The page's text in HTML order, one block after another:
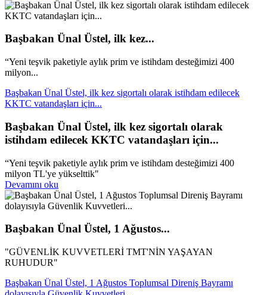
Başbakan Ünal Üstel, ilk kez...
“Yeni teşvik paketiyle aylık prim ve istihdam desteğimizi 400
milyon...
Başbakan Ünal Üstel, ilk kez sigortalı olarak istihdam edilecek
KKTC vatandaşları için...
Başbakan Ünal Üstel, ilk kez sigortalı olarak
istihdam edilecek KKTC vatandaşları için...
“Yeni teşvik paketiyle aylık prim ve istihdam desteğimizi 400
milyon TL'ye yükselttik"
Devamını oku
Başbakan Ünal Üstel, 1 Ağustos...
"GÜVENLİK KUVVETLERİ TMT'NİN YAŞAYAN
RUHUDUR"
Başbakan Ünal Üstel, 1 Ağustos Toplumsal Direniş Bayramı